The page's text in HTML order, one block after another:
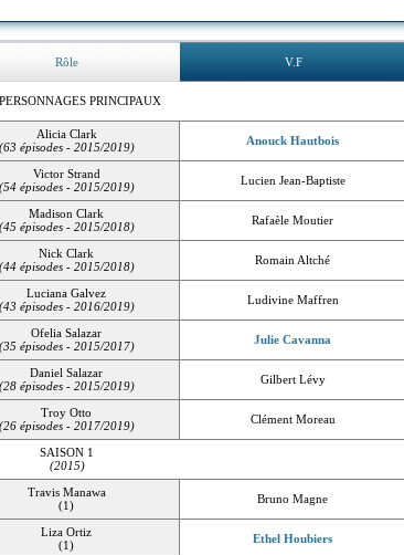
Rôle V.F
PRINCIPAUX
Alicia Clark
(63 épisodes - 2015/2019)
Anouck Hautbois
Victor Strand
(54 épisodes - 2015/2019)
Lucien Jean-Baptiste
Madison Clark
(45 épisodes - 2015/2018)
Rafaèle Moutier
Nick Clark
(44 épisodes - 2015/2018)
Romain Altché
Luciana Galvez
(43 épisodes - 2016/2019)
Ludivine Maffren
Ofelia Salazar
(35 épisodes - 2015/2017)
Julie Cavanna
Daniel Salazar
(28 épisodes - 2015/2019)
Gilbert Lévy
Troy Otto
(26 épisodes - 2017/2019)
Clément Moreau
SAISON 1
(2015)
Travis Manawa
(1)
Bruno Magne
Liza Ortiz
(1)
Ethel Houbiers